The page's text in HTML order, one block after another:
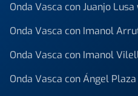
Onda Vasca con Juanjo
Onda Vasca con Imanol
Onda Vasca con Imanol
Onda Vasca con Ángel Plaza